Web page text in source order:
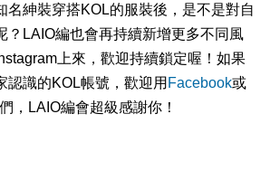
名紳裝穿搭KOL的服裝後，是不是對自
？LAIO編也會再持續新增更多不同風
上來，歡迎持續鎖定喔！如果
認識的KOL帳號，歡迎用 Facebook或
，LAIO編會超級感謝你！